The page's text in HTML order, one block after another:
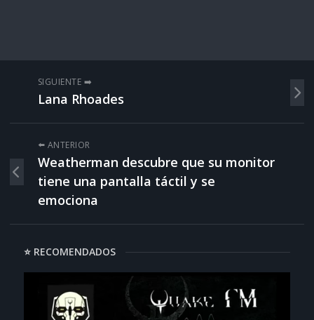
SIGUIENTE ➡️
Lana Rhoades
⬅️ ANTERIOR
Weatherman descubre que su monitor
tiene una pantalla táctil y se
emociona
⭐ RECOMENDADOS